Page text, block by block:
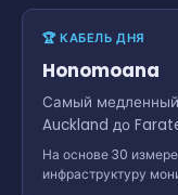
🏆 КАБЕЛЬ ДНЯ
Honomoana
Самый
Auckland до
На основе 30
инфраструктуру